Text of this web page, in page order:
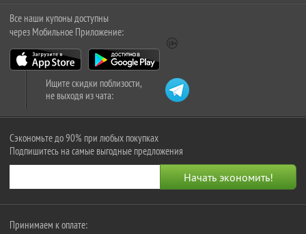
Все наши купоны доступны
через Мобильное Приложение:
Ищите скидки поблизости,
не выходя из чата:
Сэкономьте до 90% при любых покупках
Подпишитесь на самые выгодные предложения
Принимаем к оплате: